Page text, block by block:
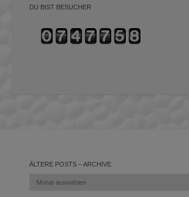
DU BIST BESUCHER
ÄLTERE POSTS – ARCHIVE
Ältere